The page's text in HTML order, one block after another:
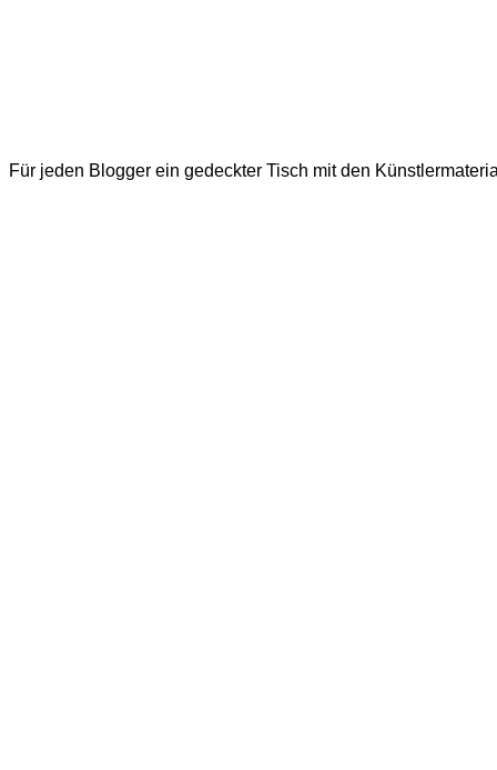
Für jeden Blogger ein gedeckter Tisch mit den